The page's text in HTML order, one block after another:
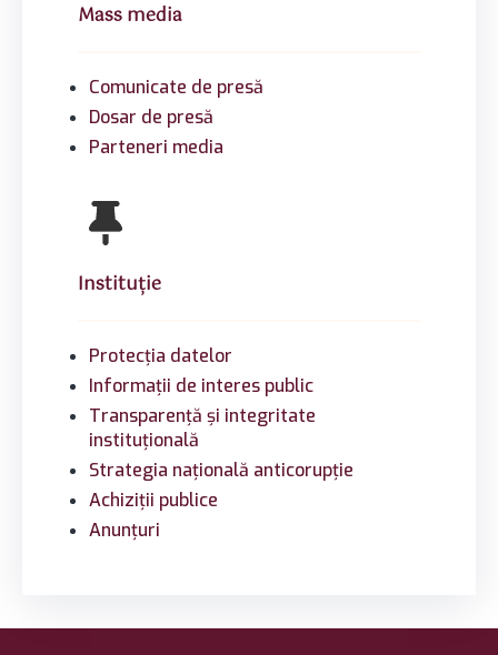
Mass media
Comunicate de presă
Dosar de presă
Parteneri media
Instituție
Protecția datelor
Informații de interes public
Transparență și integritate
instituțională
Strategia națională anticorupție
Achiziții publice
Anunțuri